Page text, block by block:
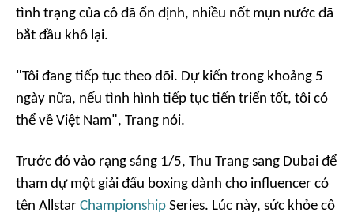
tình trạng của cô đã ổn định, nhiều nốt mụn nước đã
bắt đầu khô lại.
"Tôi đang tiếp tục theo dõi. Dự kiến trong khoảng 5
ngày nữa, nếu tình hình tiếp tục tiến triển tốt, tôi có
thể về Việt Nam", Trang nói.
Trước đó vào rạng sáng 1/5, Thu Trang sang Dubai để
tham dự một giải đấu boxing dành cho influencer có
tên Allstar Championship Series. Lúc này, sức khỏe cô